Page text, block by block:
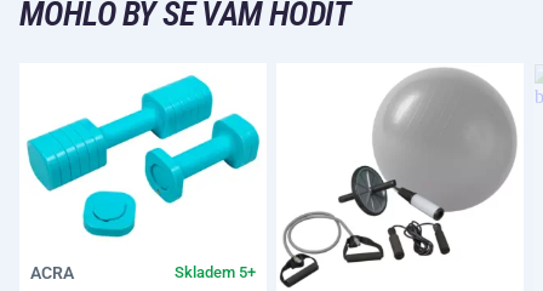
MOHLO BY SE VÁM HODIT
ACRA Skladem 5+